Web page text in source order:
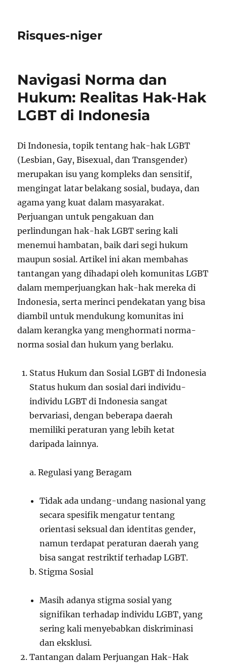
Risques-niger
Navigasi Norma dan
Hukum: Realitas Hak-Hak
LGBT di Indonesia
Di Indonesia, topik tentang hak-hak LGBT
(Lesbian, Gay, Bisexual, dan Transgender)
merupakan isu yang kompleks dan sensitif,
mengingat latar belakang sosial, budaya, dan
agama yang kuat dalam masyarakat.
Perjuangan untuk pengakuan dan
perlindungan hak-hak LGBT sering kali
menemui hambatan, baik dari segi hukum
maupun sosial. Artikel ini akan membahas
tantangan yang dihadapi oleh komunitas LGBT
dalam memperjuangkan hak-hak mereka di
Indonesia, serta merinci pendekatan yang bisa
diambil untuk mendukung komunitas ini
dalam kerangka yang menghormati norma-
norma sosial dan hukum yang berlaku.
Status Hukum dan Sosial LGBT di Indonesia
Status hukum dan sosial dari individu-
individu LGBT di Indonesia sangat
bervariasi, dengan beberapa daerah
memiliki peraturan yang lebih ketat
daripada lainnya.
a. Regulasi yang Beragam
Tidak ada undang-undang nasional yang
secara spesifik mengatur tentang
orientasi seksual dan identitas gender,
namun terdapat peraturan daerah yang
bisa sangat restriktif terhadap LGBT.
b. Stigma Sosial
Masih adanya stigma sosial yang
signifikan terhadap individu LGBT, yang
sering kali menyebabkan diskriminasi
dan eksklusi.
Tantangan dalam Perjuangan Hak-Hak